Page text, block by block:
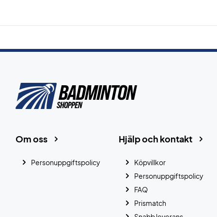
Hjälp och kontakt
Köpvillkor
Personuppgiftspolicy
FAQ
Prismatch
Om oss
Personuppgiftspolicy